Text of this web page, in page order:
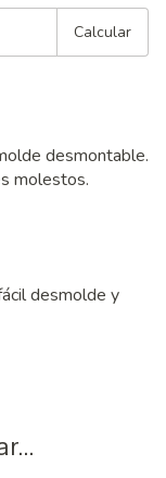
Calcular
desmontable.
molestos.
desmolde y